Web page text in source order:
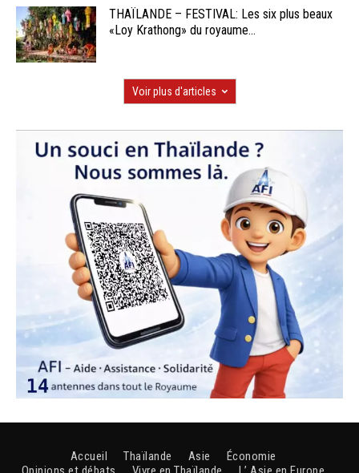
THAÏLANDE – FESTIVAL: Les six plus beaux
«Loy Krathong» du royaume...
Voir plus d'articles
Accueil Thaïlande Asie
Économie